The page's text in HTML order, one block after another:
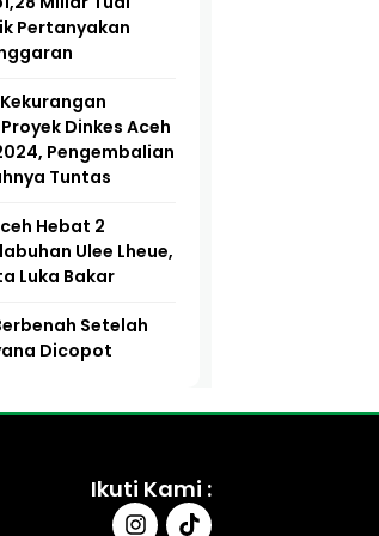
Pertanyakan
Dinkes Aceh
Pengembalian
Tuntas
Hebat 2
Ulee Lheue,
Luka Bakar
Setelah
Dicopot
Ikuti Kami :